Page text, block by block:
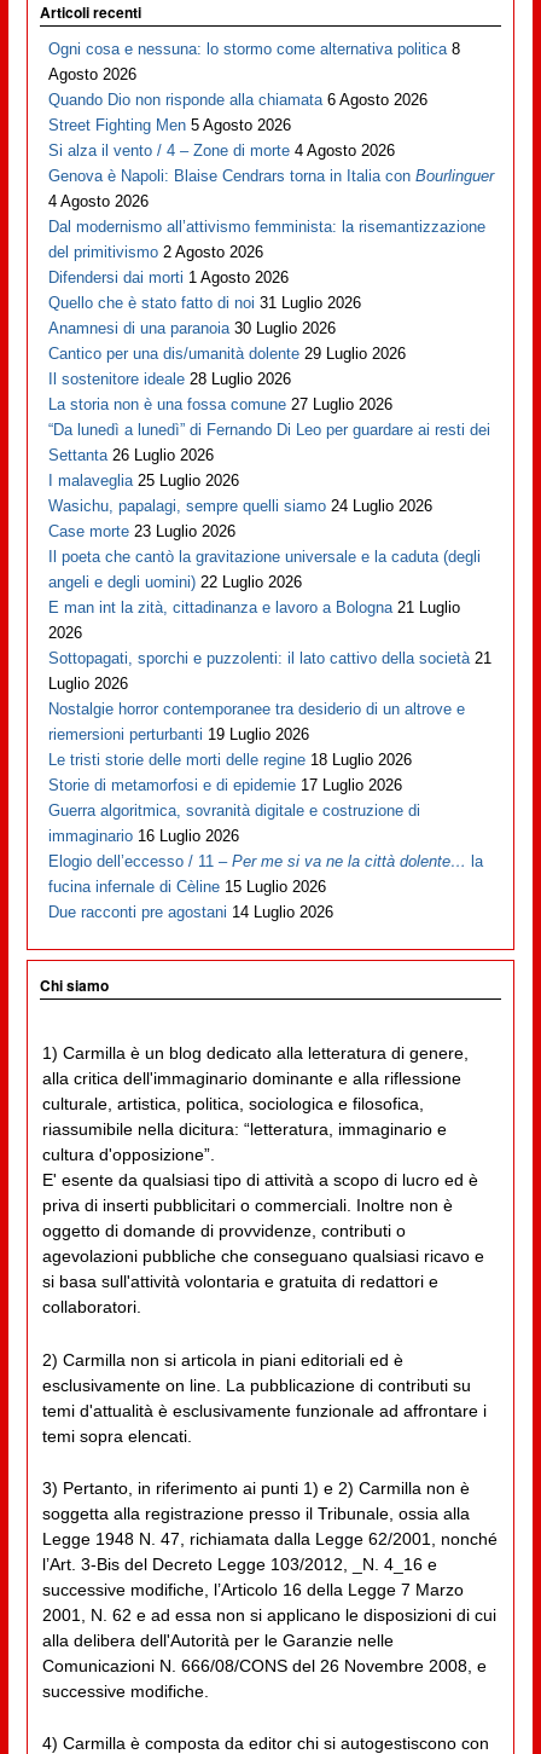
Articoli recenti
Ogni cosa e nessuna: lo stormo come alternativa politica 8
Agosto 2026
Quando Dio non risponde alla chiamata 6 Agosto 2026
Street Fighting Men 5 Agosto 2026
Si alza il vento / 4 – Zone di morte 4 Agosto 2026
Genova è Napoli: Blaise Cendrars torna in Italia conBourlinguer
4 Agosto 2026
Dal modernismo all’attivismo femminista: la risemantizzazione
del primitivismo 2 Agosto 2026
Difendersi dai morti 1 Agosto 2026
Quello che è stato fatto di noi 31 Luglio 2026
Anamnesi di una paranoia 30 Luglio 2026
Cantico per una dis/umanità dolente 29 Luglio 2026
Il sostenitore ideale 28 Luglio 2026
La storia non è una fossa comune 27 Luglio 2026
“Da lunedì a lunedì” di Fernando Di Leo per guardare ai resti dei
Settanta 26 Luglio 2026
I malaveglia 25 Luglio 2026
Wasichu, papalagi, sempre quelli siamo 24 Luglio 2026
Case morte 23 Luglio 2026
Il poeta che cantò la gravitazione universale e la caduta (degli
angeli e degli uomini) 22 Luglio 2026
E man int la zità, cittadinanza e lavoro a Bologna 21 Luglio
2026
Sottopagati, sporchi e puzzolenti: il lato cattivo della società 21
Luglio 2026
Nostalgie horror contemporanee tra desiderio di un altrove e
riemersioni perturbanti 19 Luglio 2026
Le tristi storie delle morti delle regine 18 Luglio 2026
Storie di metamorfosi e di epidemie 17 Luglio 2026
Guerra algoritmica, sovranità digitale e costruzione di
immaginario 16 Luglio 2026
Elogio dell’eccesso / 11 –Per me si va ne la città dolente… la
fucina infernale di Cèline 15 Luglio 2026
Due racconti pre agostani 14 Luglio 2026
Chi siamo
1) Carmilla è un blog dedicato alla letteratura di genere,
alla critica dell'immaginario dominante e alla riflessione
culturale, artistica, politica, sociologica e filosofica,
riassumibile nella dicitura: “letteratura, immaginario e
cultura d'opposizione”.
E' esente da qualsiasi tipo di attività a scopo di lucro ed è
priva di inserti pubblicitari o commerciali. Inoltre non è
oggetto di domande di provvidenze, contributi o
agevolazioni pubbliche che conseguano qualsiasi ricavo e
si basa sull'attività volontaria e gratuita di redattori e
collaboratori.
2) Carmilla non si articola in piani editoriali ed è
esclusivamente on line. La pubblicazione di contributi su
temi d'attualità è esclusivamente funzionale ad affrontare i
temi sopra elencati.
3) Pertanto, in riferimento ai punti 1) e 2) Carmilla non è
soggetta alla registrazione presso il Tribunale, ossia alla
Legge 1948 N. 47, richiamata dalla Legge 62/2001, nonché
l’Art. 3-Bis del Decreto Legge 103/2012, _N. 4_16 e
successive modifiche, l’Articolo 16 della Legge 7 Marzo
2001, N. 62 e ad essa non si applicano le disposizioni di cui
alla delibera dell'Autorità per le Garanzie nelle
Comunicazioni N. 666/08/CONS del 26 Novembre 2008, e
successive modifiche.
4) Carmilla è composta da editor chi si autogestiscono con